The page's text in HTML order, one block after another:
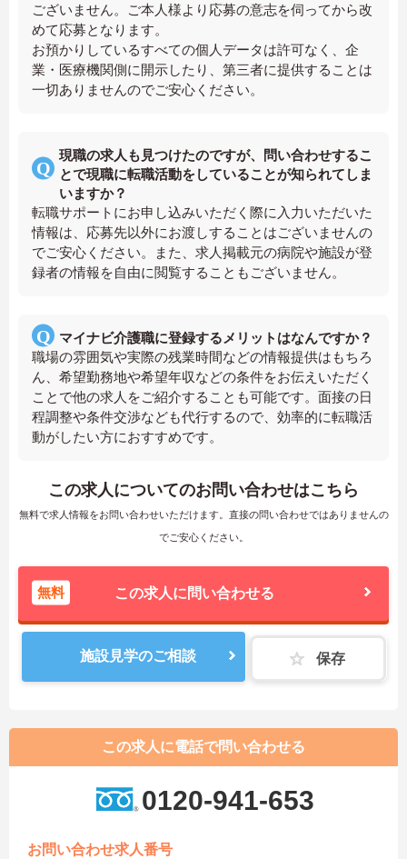
ございません。ご本人様より応募の意志を伺ってから改
めて応募となります。
お預かりしているすべての個人データは許可なく、企
業・医療機関側に開示したり、第三者に提供することは
一切ありませんのでご安心ください。
現職の求人も見つけたのですが、問い合わせするこ
とで現職に転職活動をしていることが知られてしま
いますか？
転職サポートにお申し込みいただく際に入力いただいた
情報は、応募先以外にお渡しすることはございませんの
でご安心ください。また、求人掲載元の病院や施設が登
録者の情報を自由に閲覧することもございません。
マイナビ介護職に登録するメリットはなんですか？
職場の雰囲気や実際の残業時間などの情報提供はもちろ
ん、希望勤務地や希望年収などの条件をお伝えいただく
ことで他の求人をご紹介することも可能です。面接の日
程調整や条件交渉なども代行するので、効率的に転職活
動がしたい方におすすめです。
この求人についてのお問い合わせはこちら
無料で求人情報をお問い合わせいただけます。直接の問い合わせではありませんの
でご安心ください。
無料 この求人に問い合わせる
施設見学のご相談 保存
この求人に電話で問い合わせる
0120-941-653
お問い合わせ求人番号